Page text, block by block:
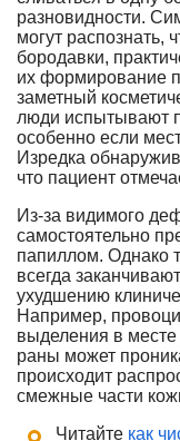
разновидности.
могут распознать,
бородавки,
их формирование
заметный
люди испытывают
особенно если
Изредка
что пациент
Из-за видимого
самостоятельно
папиллом. Однако
всегда
ухудшению
Например,
выделения в
раны может
происходит
смежные части
Читайте как